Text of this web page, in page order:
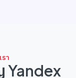
า
Yandex